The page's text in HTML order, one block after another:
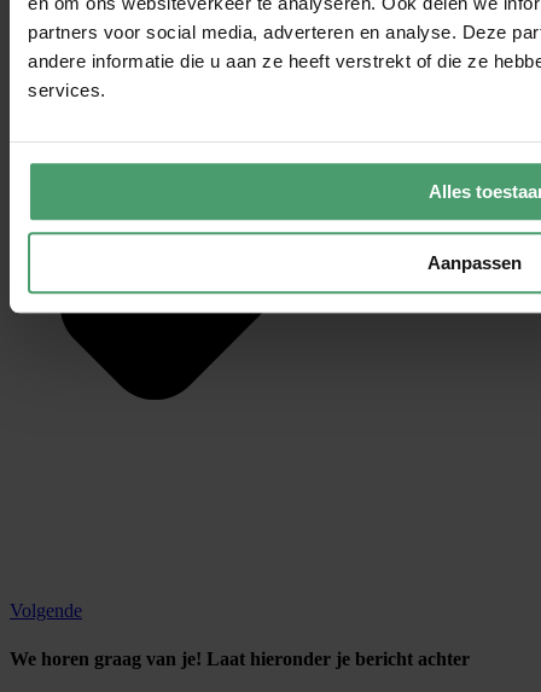
partners voor social media, adverteren en analyse. Deze
andere informatie die u aan ze heeft verstrekt of die ze
services.
Alles
Aanpassen
Volgende
We horen graag van je! Laat hieronder je bericht achter